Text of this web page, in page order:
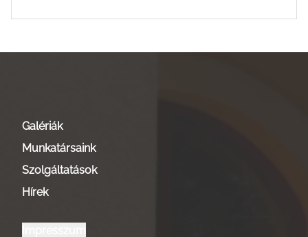
Galériák
Munkatársaink
Szolgáltatások
Hírek